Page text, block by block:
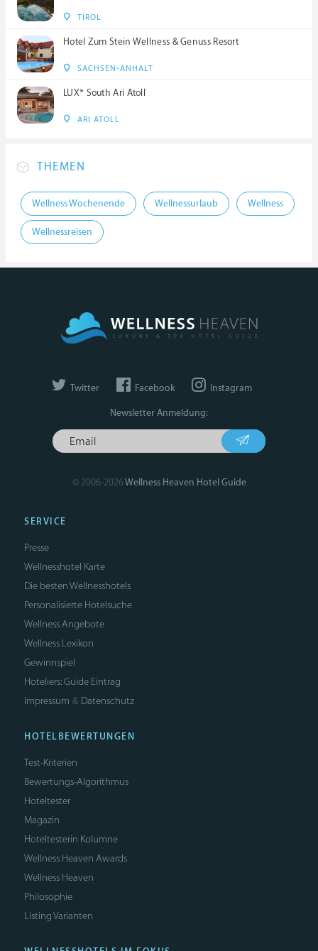
TIROL
Hotel Zum Stein Wellness & Genuss Resort
SACHSEN-ANHALT
LUX* South Ari Atoll
ARI ATOLL
THEMEN
Wellness Wochenende Wellnessurlaub Wellness
Wellnessreisen
Twitter Facebook Instagram
Newsletter Anmeldung:
© 2006-2026Wellness Heaven Hotel Guide
SERVICE
Presse
Wellnesshotel Karte
Die besten Wellnesshotels
Personalisierte Hotelsuche
Wellness Angebote
Wellness Lexikon
Gewinnspiel
Hoteliers: Guide Eintrag
Impressum & Datenschutz
HOTELBEWERTUNGEN
Test-Kriterien
Bewertungs-Algorithmus
Hoteltester
Magazin
Hoteltesterin Kolumne
Wellness Heaven Awards
Wellness Heaven
Philosophie
Listing Varianten